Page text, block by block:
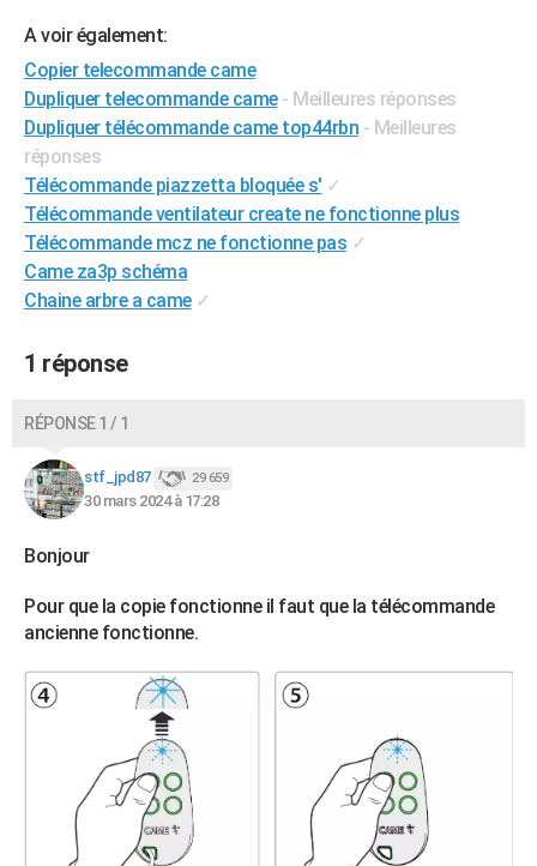
Destinations
City break
Voyage nature
Voyage de noces
Forum
Climat
PHOTO
GUIDES D'ACHAT
BONS PLANS
CARTE DE VOEUX
Carte de Noël
Carte Bonne année
Carte Saint-Valentin
Carte Pâques
Carte d'anniversaire
DICTIONNAIRE
Dictionnaire
Biographies
Citations
Expressions
Proverbes
PROGRAMME TV
S'inscrire
Se connecter
Lycées
Collèges
Primaires
Universités
Entreprises
Service militaire
Avis de recherche
AVIS DE DÉCÈS
FORUM
Bricolage
Lifestyle
Culture
Sport
Auto
Television
Voyage
Cinema
A voir également:
Copier telecommande came
Dupliquer telecommande came - Meilleures réponses
Dupliquer télécommande came top44rbn - Meilleures
réponses
Télécommande piazzetta bloquée s' ✓
Télécommande ventilateur create ne fonctionne plus
Télécommande mcz ne fonctionne pas ✓
Came za3p schéma
Chaine arbre a came ✓
1 réponse
RÉPONSE 1 / 1
stf_jpd87 29 659
30 mars 2024 à 17:28
Bonjour
Pour que la copie fonctionne il faut que la télécommande
ancienne fonctionne.